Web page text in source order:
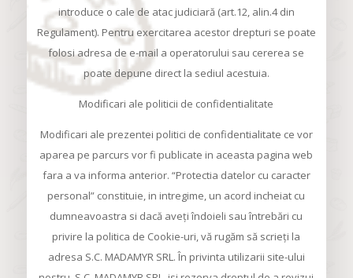
introduce o cale de atac judiciară (art.12, alin.4 din
Regulament). Pentru exercitarea acestor drepturi se poate
folosi adresa de e-mail a operatorului sau cererea se
poate depune direct la sediul acestuia.
Modificari ale politicii de confidentialitate
Modificari ale prezentei politici de confidentialitate ce vor
aparea pe parcurs vor fi publicate in aceasta pagina web
fara a va informa anterior. “Protectia datelor cu caracter
personal” constituie, in intregime, un acord incheiat cu
dumneavoastra si dacă aveți îndoieli sau întrebări cu
privire la politica de Cookie-uri, vă rugăm să scrieți la
adresa S.C. MADAMYR SRL. În privinta utilizarii site-ului